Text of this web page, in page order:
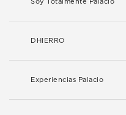
Soy Totalmente Palacio
DHIERRO
Experiencias Palacio